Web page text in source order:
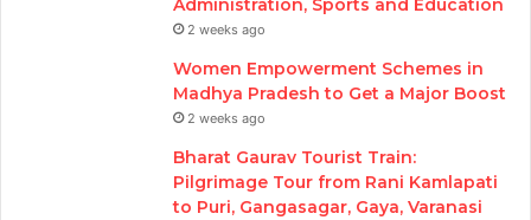
Administration, Sports and Education
2 weeks ago
Women Empowerment Schemes in
Madhya Pradesh to Get a Major Boost
2 weeks ago
Bharat Gaurav Tourist Train:
Pilgrimage Tour from Rani Kamlapati
to Puri, Gangasagar, Gaya, Varanasi